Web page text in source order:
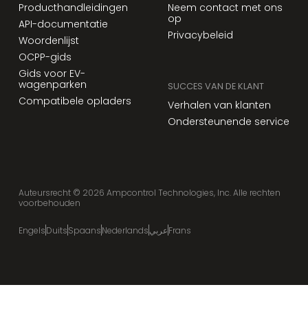
Producthandleidingen
API-documentatie
Woordenlijst
OCPP-gids
Gids voor EV-
wagenparken
Compatibele opladers
Neem contact met ons
op
Privacybeleid
SUCCES VAN DE KLANT
Verhalen van klanten
Ondersteunende service
Auteursrecht © 2026 Ampcontrol Technologies, Inc. Alle rechten
voorbehouden
EngelsDuitsSpaansNederlandsعربيFrans